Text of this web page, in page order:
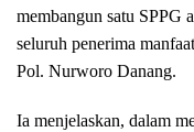
membangun satu SPPG
seluruh penerima
Pol. Nurworo Danang.
Ia menjelaskan, dalam